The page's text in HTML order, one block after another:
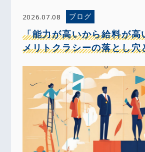
2026.07.08 ブログ
「能力が高いから給料が高
メリトクラシーの落とし穴